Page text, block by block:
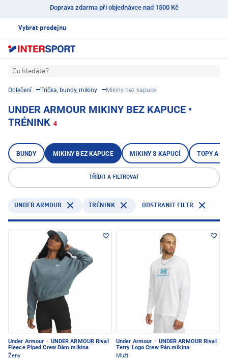
Doprava zdarma při objednávce nad 1500 Kč
Vybrat prodejnu
Co hledáte?
Oblečení Trička, bundy, mikiny Mikiny bez kapuce
UNDER ARMOUR MIKINY BEZ KAPUCE •
TRÉNINK 4
BUNDY MIKINY BEZ KAPUCE MIKINY S KAPUCÍ TOPY A
TŘÍDIT A FILTROVAT
UNDER ARMOUR TRÉNINK ODSTRANIT FILTR
Under Armour · UNDER ARMOUR Rival
Fleece Piped Crew Dám.mikina
Ženy
Under Armour · UNDER ARMOUR Rival
Terry Logo Crew Pán.mikina
Muži